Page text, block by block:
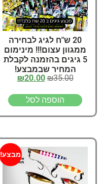
20 ש"ח לגיג לבחירה
ממגוון עצום!!! מינימום
5 גיגים בהזמנה לקבלת
המחיר שבמבצע!
₪35.00
₪20.00
הוספה לסל
מבצע!